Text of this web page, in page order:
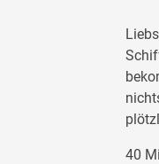
40